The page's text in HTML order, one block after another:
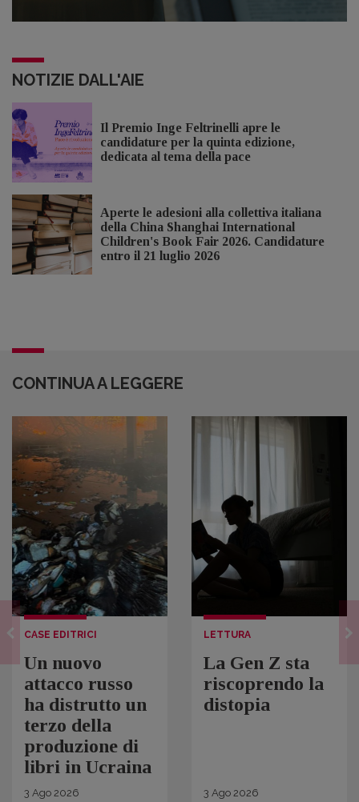
NOTIZIE DALL'AIE
Il Premio Inge Feltrinelli apre le
candidature per la quinta edizione,
dedicata al tema della pace
Aperte le adesioni alla collettiva italiana
della China Shanghai International
Children's Book Fair 2026. Candidature
entro il 21 luglio 2026
CONTINUA A LEGGERE
CASE EDITRICI
Un nuovo
attacco russo
ha distrutto un
terzo della
produzione di
libri in Ucraina
3 Ago 2026
LETTURA
La Gen Z sta
riscoprendo la
distopia
3 Ago 2026